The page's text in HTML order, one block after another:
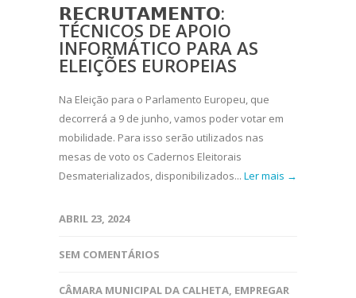
𝗥𝗘𝗖𝗥𝗨𝗧𝗔𝗠𝗘𝗡𝗧𝗢:
TÉCNICOS DE APOIO
INFORMÁTICO PARA AS
ELEIÇÕES EUROPEIAS
Na Eleição para o Parlamento Europeu, que
decorrerá a 9 de junho, vamos poder votar em
mobilidade. Para isso serão utilizados nas
mesas de voto os Cadernos Eleitorais
Desmaterializados, disponibilizados... Ler mais →
ABRIL 23, 2024
SEM COMENTÁRIOS
CÂMARA MUNICIPAL DA CALHETA, EMPREGAR